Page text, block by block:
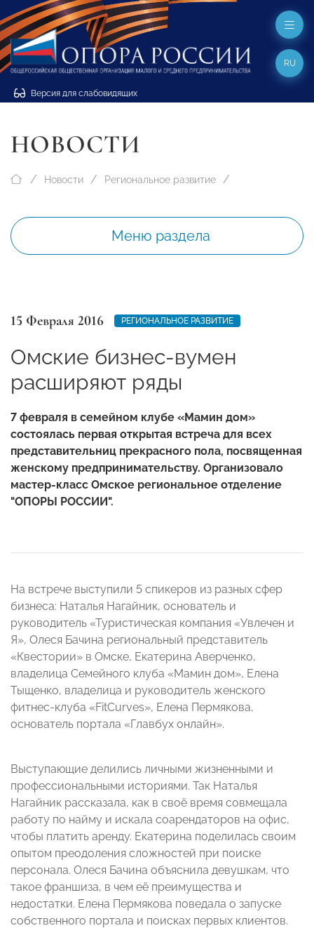
Версия для слабовидящих
RU
НОВОСТИ
Новости Региональное развитие
Меню раздела
15 Февраля 2016 РЕГИОНАЛЬНОЕ РАЗВИТИЕ
Омские бизнес-вумен
расширяют ряды
7 февраля в семейном клубе «Мамин дом»
состоялась первая открытая встреча для всех
представительниц прекрасного пола, посвященная
женскому предпринимательству. Организовало
мастер-класс Омское региональное отделение
"ОПОРЫ РОССИИ".
На встрече выступили 5 спикеров из разных сфер
бизнеса: Наталья Нагайник, основатель и
руководитель «Туристическая компания «Увлечен и
Я», Олеся Бачина региональный представитель
«Квестории» в Омске, Екатерина Аверченко,
владелица Семейного клуба «Мамин дом», Елена
Тыщенко, владелица и руководитель женского
фитнес-клуба «FitCurvеs», Елена Пермякова,
основатель портала «Главбух онлайн».
Выступающие делились личными жизненными и
профессиональными историями. Так Наталья
Нагайник рассказала, как в своё время совмещала
работу по найму и искала соарендаторов на офис,
чтобы платить аренду. Екатерина поделилась своим
опытом преодоления сложностей при поиске
персонала. Олеся Бачина объяснила девушкам, что
такое франшиза, в чем её преимущества и
недостатки. Елена Пермякова поведала о запуске
собственного портала и поисках первых клиентов.